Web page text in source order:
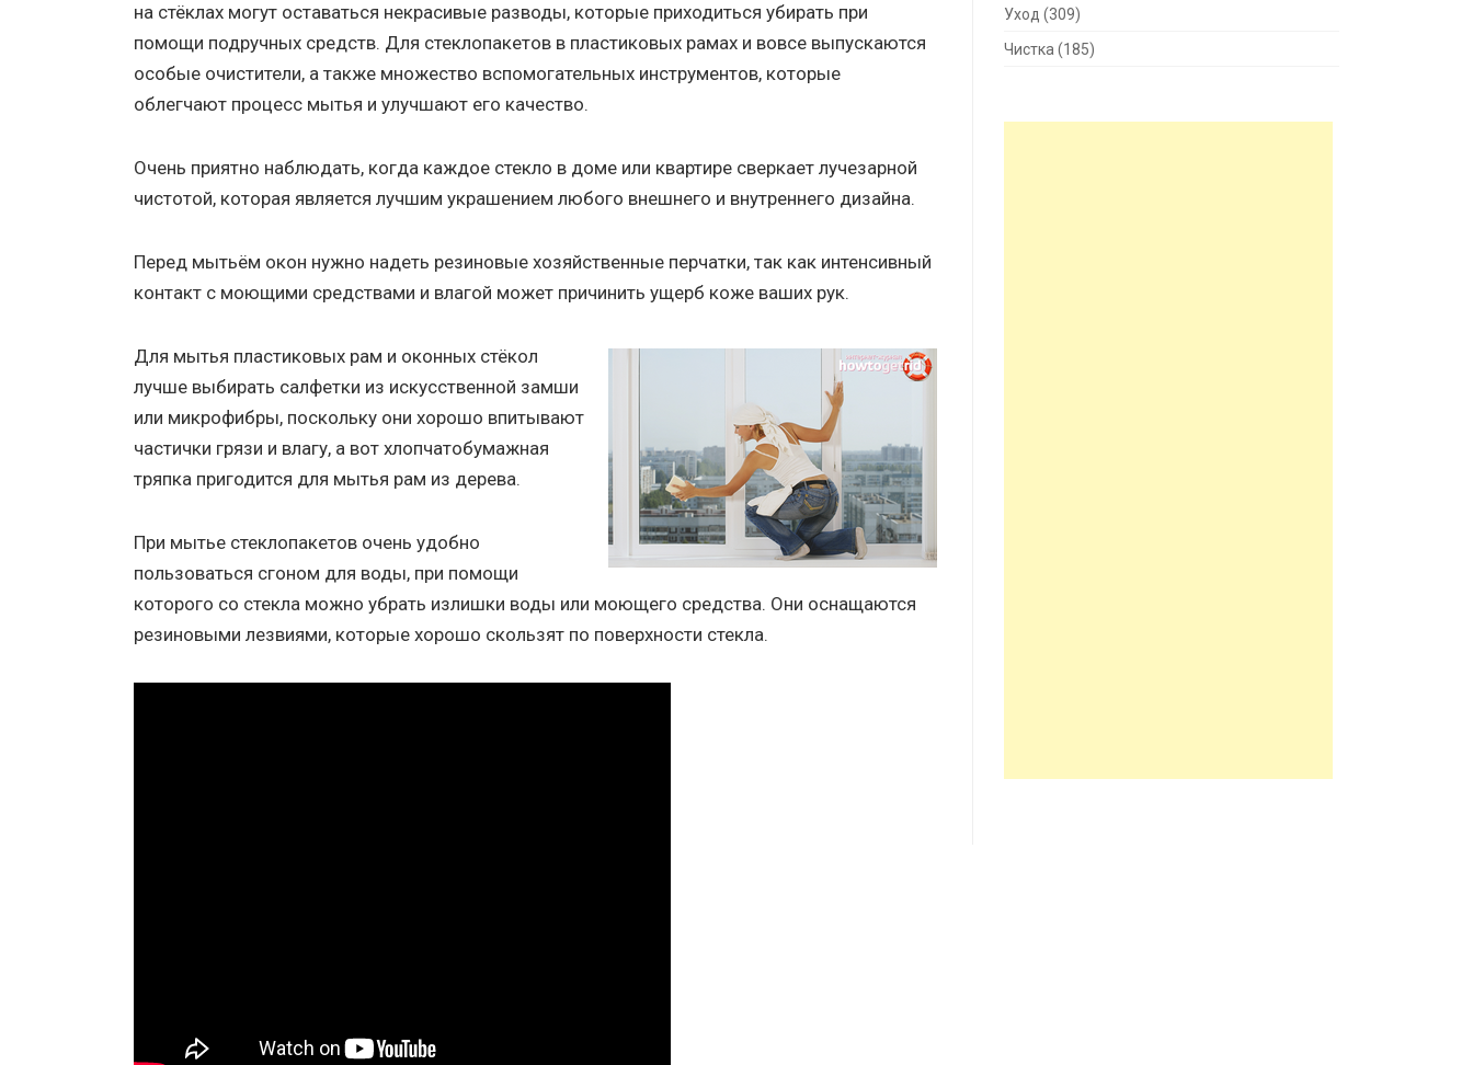
на стёклах могут оставаться некрасивые разводы, которые приходиться убирать при
помощи подручных средств. Для стеклопакетов в пластиковых рамах и вовсе выпускаются
особые очистители, а также множество вспомогательных инструментов, которые
облегчают процесс мытья и улучшают его качество.
Очень приятно наблюдать, когда каждое стекло в доме или квартире сверкает лучезарной
чистотой, которая является лучшим украшением любого внешнего и внутреннего дизайна.
Перед мытьём окон нужно надеть резиновые хозяйственные перчатки, так как интенсивный
контакт с моющими средствами и влагой может причинить ущерб коже ваших рук.
Для мытья пластиковых рам и оконных стёкол
лучше выбирать салфетки из искусственной замши
или микрофибры, поскольку они хорошо впитывают
частички грязи и влагу, а вот хлопчатобумажная
тряпка пригодится для мытья рам из дерева.
При мытье стеклопакетов очень удобно
пользоваться сгоном для воды, при помощи
которого со стекла можно убрать излишки воды или моющего средства. Они оснащаются
резиновыми лезвиями, которые хорошо скользят по поверхности стекла.
Уход (309)
Чистка (185)